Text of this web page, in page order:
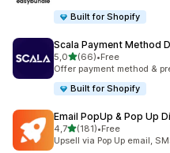
Built for Shopify
Scala Payment Method
5,0/ 5 tähteä
(66)
66 arvostelua yhteensä
•Free
Offer payment method &
Built for Shopify
Email PopUp & Pop Up
4,7/ 5 tähteä
(181)
181 arvostelua yhteensä
•Free
Upsell via Pop Up email,